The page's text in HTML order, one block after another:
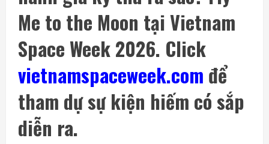
Me to the Moon tại Vietnam
Space Week 2026. Click
vietnamspaceweek.com để
tham dự sự kiện hiếm có sắp
diễn ra.
9 Tháng 8 2026, 09:21
5
Singapore rộng thêm 28% nhờ lấn biển,
các nước láng giềng lần lượt siết xuất khẩu
9 Tháng 8 2026, 09:17
1
Mỡ bụng và thiếu vitamin D có thể tăng
gấp đôi nguy cơ tử vong sớm